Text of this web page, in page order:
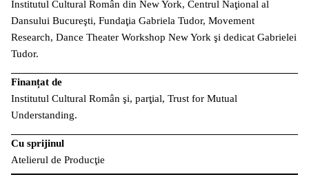
Institutul Cultural Român din New York, Centrul Naţional al
Dansului Bucureşti, Fundaţia Gabriela Tudor, Movement
Research, Dance Theater Workshop New York şi dedicat Gabrielei
Tudor.
Finanțat de
Institutul Cultural Român şi, parţial, Trust for Mutual
Understanding.
Cu sprijinul
Atelierul de Producţie